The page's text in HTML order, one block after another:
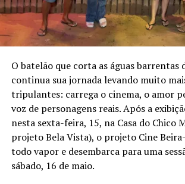
instigar o olhar da plateia, convidá-la a
possibilidades narrativas, tomar
se valendo de mais de uma perspectiva.
levantamos questionamentos e nos
para desdobrá-los ao invés de buscar
definitivas.”, ressalta a diretora Miwa
A peça foi idealizada pelo produtor
testemunhar indiretamente um episódio
doméstica em que não conseguiu
denúncia recusada pela polícia. O
impotência o levou intuitivamente a
Casmurro’. Ao reler o livro com os olhos
O batelão que corta as águas barrentas
continua sua jornada levando muito
tripulantes: carrega o cinema, o amor
voz de personagens reais. Após a
nesta sexta-feira, 15, na Casa do Chico
projeto Bela Vista), o projeto Cine
todo vapor e desembarca para uma
sábado, 16 de maio.